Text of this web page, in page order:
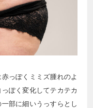
っぽくミミズ腫れのよ
ぽく変化してテカテカ
部に細いうっすらとし